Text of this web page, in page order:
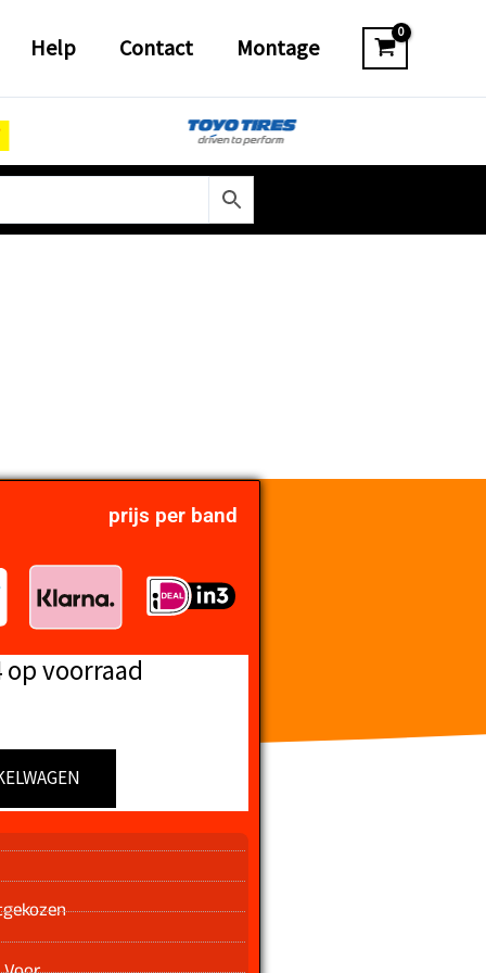
Help Contact Montage
prijs per band
op voorraad